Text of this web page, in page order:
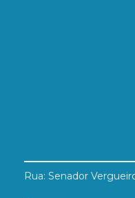
Rua: Senador